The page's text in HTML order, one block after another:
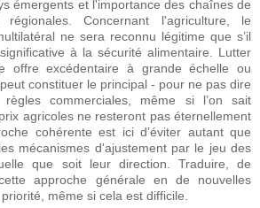
émergents et l'importance des chaînes de
Concernant l'agriculture, le
ne sera reconnu légitime que s’il
à la sécurité alimentaire. Lutter
offre excédentaire à grande échelle ou
constituer le principal - pour ne pas dire
commerciales, même si l’on sait
agricoles ne resteront pas éternellement
cohérente est ici d’éviter autant que
mécanismes d'ajustement par le jeu des
que soit leur direction. Traduire, de
approche générale en de nouvelles
même si cela est difficile.